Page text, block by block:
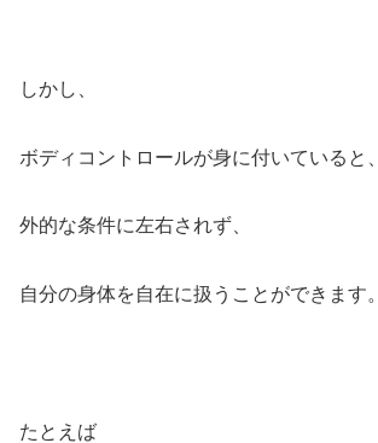
しかし、
ボディコントロールが身に付いていると、
外的な条件に左右されず、
自分の身体を自在に扱うことができます。
たとえば